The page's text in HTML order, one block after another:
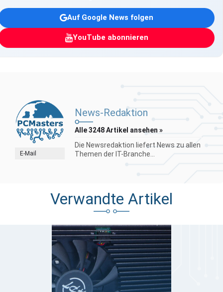
Auf Google News folgen
YouTube abonnieren
E-Mail
News-Redaktion
Alle 3248 Artikel ansehen »
Die Newsredaktion liefert News zu allen
Themen der IT-Branche...
Verwandte Artikel